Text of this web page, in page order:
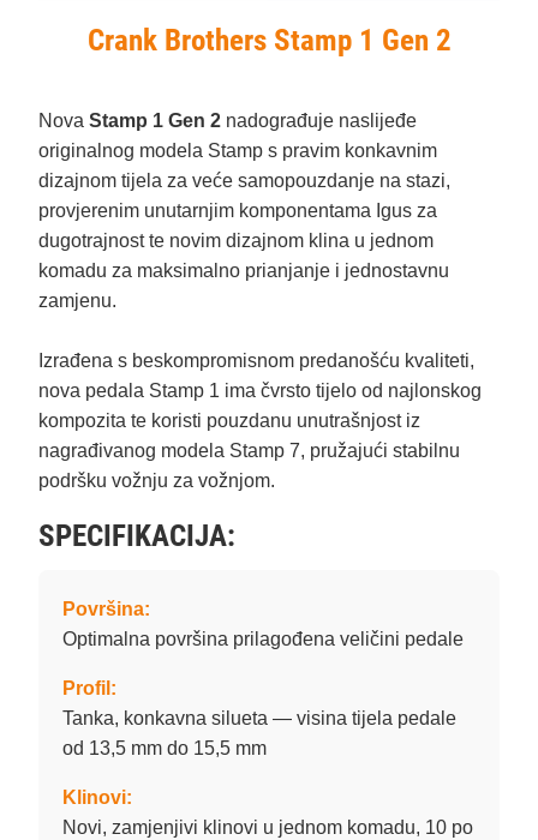
Crank Brothers Stamp 1 Gen 2
Nova Stamp 1 Gen 2 nadograđuje naslijeđe
originalnog modela Stamp s pravim konkavnim
dizajnom tijela za veće samopouzdanje na stazi,
provjerenim unutarnjim komponentama Igus za
dugotrajnost te novim dizajnom klina u jednom
komadu za maksimalno prianjanje i jednostavnu
zamjenu.
Izrađena s beskompromisnom predanošću kvaliteti,
nova pedala Stamp 1 ima čvrsto tijelo od najlonskog
kompozita te koristi pouzdanu unutrašnjost iz
nagrađivanog modela Stamp 7, pružajući stabilnu
podršku vožnju za vožnjom.
SPECIFIKACIJA:
Površina:
Optimalna površina prilagođena veličini pedale
Profil:
Tanka, konkavna silueta — visina tijela pedale
od 13,5 mm do 15,5 mm
Klinovi:
Novi, zamjenjivi klinovi u jednom komadu, 10 po